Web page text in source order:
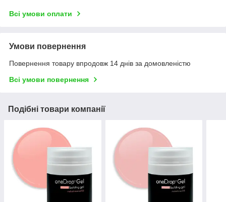
Всі умови оплати
Умови повернення
Повернення товару впродовж 14 днів за домовленістю
Всі умови повернення
Подібні товари компанії